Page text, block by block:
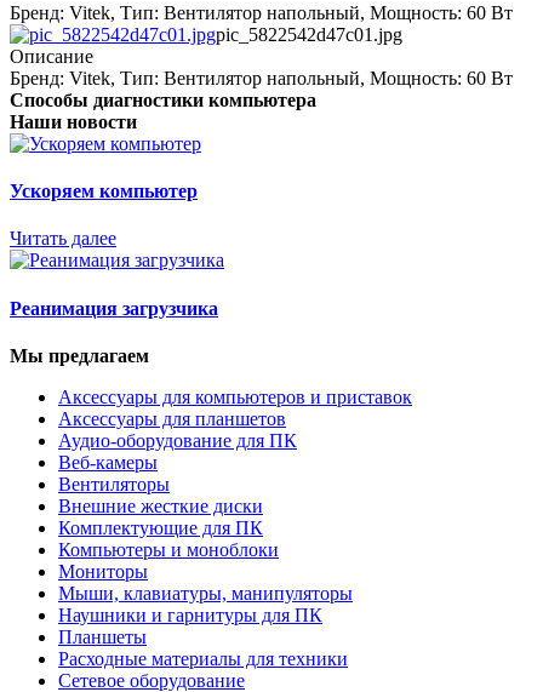
Бренд: Vitek, Тип: Вентилятор напольный, Мощность: 60 Вт
pic_5822542d47c01.jpg
Описание
Бренд: Vitek, Тип: Вентилятор напольный, Мощность: 60 Вт
Способы диагностики компьютера
Наши новости
Ускоряем компьютер
Читать далее
Реанимация загрузчика
Мы предлагаем
Аксессуары для компьютеров и приставок
Аксессуары для планшетов
Аудио-оборудование для ПК
Веб-камеры
Вентиляторы
Внешние жесткие диски
Комплектующие для ПК
Компьютеры и моноблоки
Мониторы
Мыши, клавиатуры, манипуляторы
Наушники и гарнитуры для ПК
Планшеты
Расходные материалы для техники
Сетевое оборудование